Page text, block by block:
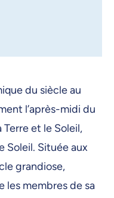
du siècle au
l’après-midi du
Terre et le Soleil,
Soleil. Située aux
grandiose,
les membres de sa